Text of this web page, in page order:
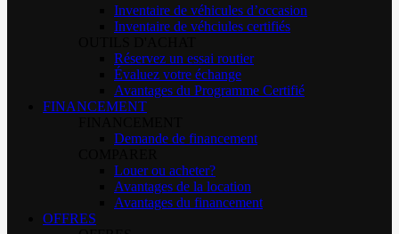
Inventaire de véhicules d’occasion
Inventaire de véhciules certifiés
Réservez un essai routier
Évaluez votre échange
Avantages du Programme Certifié
FINANCEMENT
Demande de financement
Louer ou acheter?
Avantages de la location
Avantages du financement
OFFRES